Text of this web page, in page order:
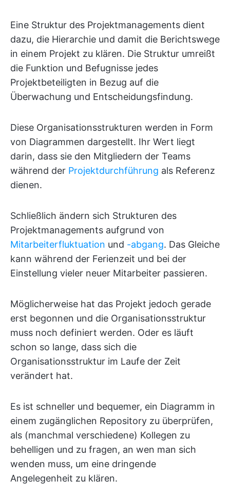
Eine Struktur des Projektmanagements dient
dazu, die Hierarchie und damit die Berichtswege
in einem Projekt zu klären. Die Struktur umreißt
die Funktion und Befugnisse jedes
Projektbeteiligten in Bezug auf die
Überwachung und Entscheidungsfindung.
Diese Organisationsstrukturen werden in Form
von Diagrammen dargestellt. Ihr Wert liegt
darin, dass sie den Mitgliedern der Teams
während der Projektdurchführung als Referenz
dienen.
Schließlich ändern sich Strukturen des
Projektmanagements aufgrund von
Mitarbeiterfluktuation und -abgang. Das Gleiche
kann während der Ferienzeit und bei der
Einstellung vieler neuer Mitarbeiter passieren.
Möglicherweise hat das Projekt jedoch gerade
erst begonnen und die Organisationsstruktur
muss noch definiert werden. Oder es läuft
schon so lange, dass sich die
Organisationsstruktur im Laufe der Zeit
verändert hat.
Es ist schneller und bequemer, ein Diagramm in
einem zugänglichen Repository zu überprüfen,
als (manchmal verschiedene) Kollegen zu
behelligen und zu fragen, an wen man sich
wenden muss, um eine dringende
Angelegenheit zu klären.